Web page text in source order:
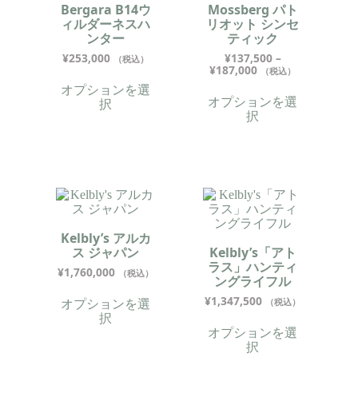
Bergara B14ウ
ィルダーネスハ
ンター
¥253,000 （税込）
オプションを選
択
Mossberg パト
リオット シンセ
ティック
¥137,500 –
¥187,000 （税込）
オプションを選
択
Kelbly’s アルカ
ス ジャパン
¥1,760,000 （税込）
オプションを選
択
Kelbly’s「アト
ラス」ハンティ
ングライフル
¥1,347,500 （税込）
オプションを選
択